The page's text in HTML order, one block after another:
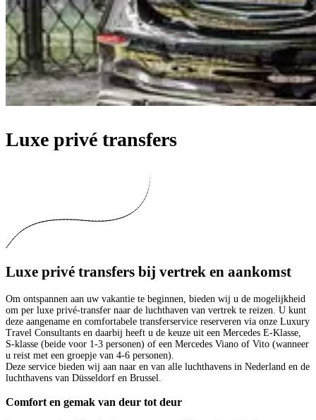
Luxe privé transfers
Luxe privé transfers bij vertrek en aankomst
Om ontspannen aan uw vakantie te beginnen, bieden wij u de mogelijkheid
om per luxe privé-transfer naar de luchthaven van vertrek te reizen. U kunt
deze aangename en comfortabele transferservice reserveren via onze Luxury
Travel Consultants en daarbij heeft u de keuze uit een Mercedes E-Klasse,
S-klasse (beide voor 1-3 personen) of een Mercedes Viano of Vito (wanneer
u reist met een groepje van 4-6 personen).
Deze service bieden wij aan naar en van alle luchthavens in Nederland en de
luchthavens van Düsseldorf en Brussel.
Comfort en gemak van deur tot deur